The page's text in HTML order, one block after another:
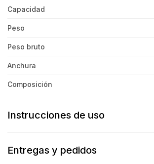
Capacidad
Peso
Peso bruto
Anchura
Composición
Instrucciones de uso
Entregas y pedidos